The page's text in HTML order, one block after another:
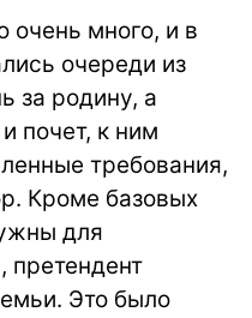
много, и в
очереди из
за родину, а
почет, к ним
требования,
Кроме базовых
для
претендент
Это было